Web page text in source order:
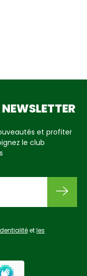
et profiter
le club
etles